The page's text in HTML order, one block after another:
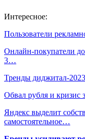
Интересное:
Пользователи
Онлайн-покупатели
3…
Тренды диджитал-
Обвал рубля и кризис
Яндекс выделит
самостоятельное…